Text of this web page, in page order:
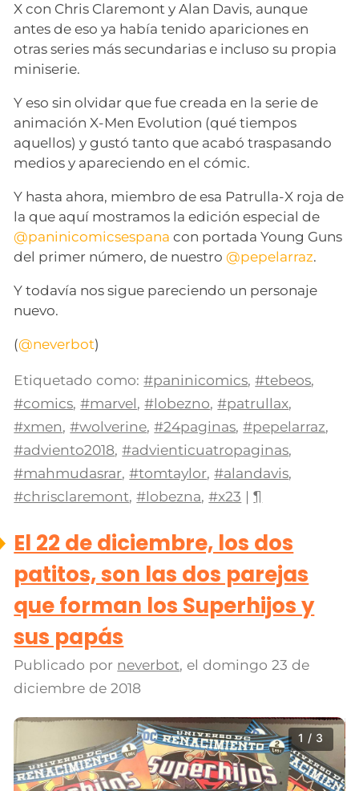
X con Chris Claremont y Alan Davis, aunque
antes de eso ya había tenido apariciones en
otras series más secundarias e incluso su propia
miniserie.
Y eso sin olvidar que fue creada en la serie de
animación X-Men Evolution (qué tiempos
aquellos) y gustó tanto que acabó traspasando
medios y apareciendo en el cómic.
Y hasta ahora, miembro de esa Patrulla-X roja de
la que aquí mostramos la edición especial de
@paninicomicsespana con portada Young Guns
del primer número, de nuestro @pepelarraz.
Y todavía nos sigue pareciendo un personaje
nuevo.
(@neverbot)
Etiquetado como: #paninicomics,#tebeos,
#comics,#marvel,#lobezno,#patrullax,
#xmen,#wolverine,#24paginas,#pepelarraz,
#adviento2018,#advienticuatropaginas,
#mahmudasrar,#tomtaylor,#alandavis,
#chrisclaremont,#lobezna,#x23 |¶
El 22 de diciembre, los dos
patitos, son las dos parejas
que forman los Superhijos y
sus papás
Publicado por neverbot, eldomingo 23 de
diciembre de 2018
1 / 3